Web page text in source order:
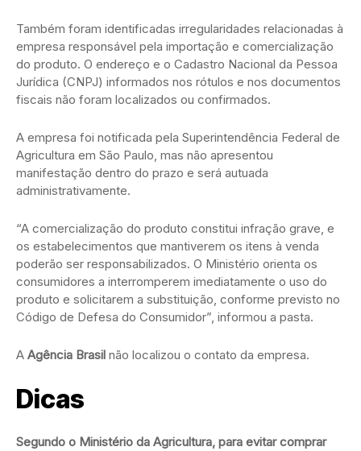
Também foram identificadas irregularidades relacionadas à
empresa responsável pela importação e comercialização
do produto. O endereço e o Cadastro Nacional da Pessoa
Jurídica (CNPJ) informados nos rótulos e nos documentos
fiscais não foram localizados ou confirmados.
A empresa foi notificada pela Superintendência Federal de
Agricultura em São Paulo, mas não apresentou
manifestação dentro do prazo e será autuada
administrativamente.
“A comercialização do produto constitui infração grave, e
os estabelecimentos que mantiverem os itens à venda
poderão ser responsabilizados. O Ministério orienta os
consumidores a interromperem imediatamente o uso do
produto e solicitarem a substituição, conforme previsto no
Código de Defesa do Consumidor”, informou a pasta.
A Agência Brasil não localizou o contato da empresa.
Dicas
Segundo o Ministério da Agricultura, para evitar comprar